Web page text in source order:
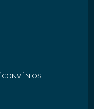
CONVÊNIOS